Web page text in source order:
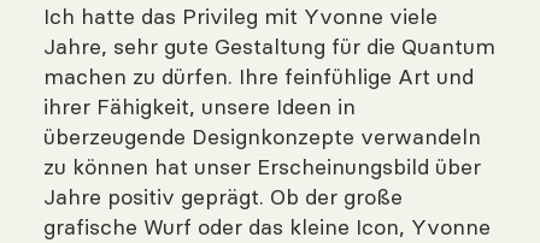
Ich hatte das Privileg mit Yvonne viele
Jahre, sehr gute Gestaltung für die Quantum
machen zu dürfen. Ihre feinfühlige Art und
ihrer Fähigkeit, unsere Ideen in
überzeugende Designkonzepte verwandeln
zu können hat unser Erscheinungsbild über
Jahre positiv geprägt. Ob der große
grafische Wurf oder das kleine Icon, Yvonne